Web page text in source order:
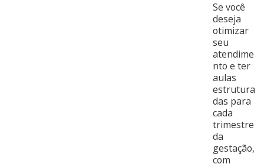
Se você
deseja
otimizar
seu
atendime
nto e ter
aulas
estrutura
das para
cada
trimestre
da
gestação,
com